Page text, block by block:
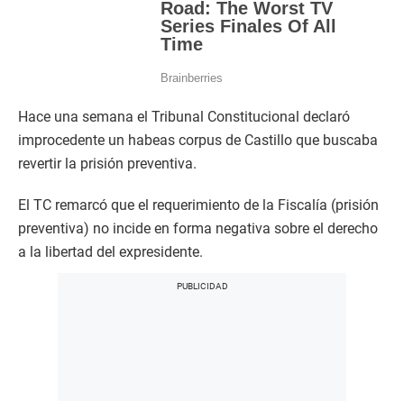
Hace una semana el Tribunal Constitucional declaró
improcedente un habeas corpus de Castillo que buscaba
revertir la prisión preventiva.
El TC remarcó que el requerimiento de la Fiscalía (prisión
preventiva) no incide en forma negativa sobre el derecho
a la libertad del expresidente.